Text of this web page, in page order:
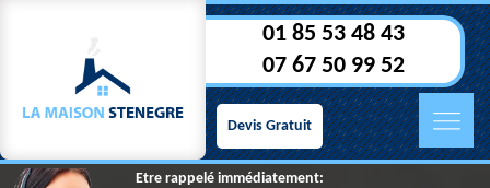
01 85 53 48 43
07 67 50 99 52
Devis Gratuit
Etre rappelé immédiatement: